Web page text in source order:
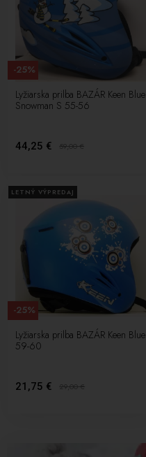
Lyžiarska prilba BAZÁR Keen Blue
Snowman S 55-56
44,25 € 59,00€
-25%
LETNÝ VÝPREDAJ
Lyžiarska prilba BAZÁR Keen Blue
59-60
21,75 € 29,00€
-25%